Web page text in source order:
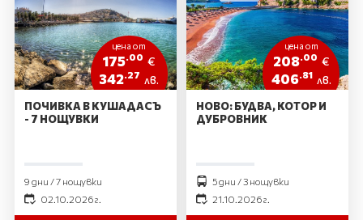
цена от
175 .00 €
342.27 лв.
ПОЧИВКА В КУШАДАСЪ
- 7 НОЩУВКИ
9 дни / 7 нощувки
02.10.2026 г.
цена от
208 .00 €
406.81 лв.
НОВО: БУДВА, КОТОР И
ДУБРОВНИК
5 дни / 3 нощувки
21.10.2026 г.